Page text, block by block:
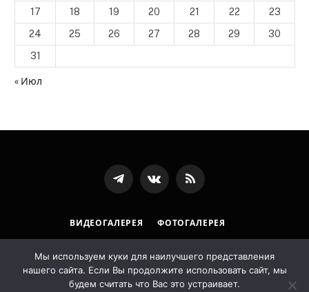
17
18 19 20 21 22
23
24
25 26 27 28 29
30
31
« Июл
ТелеграммВКонтактеRSS-
ВИДЕОГАЛЕРЕЯ ФОТОГАЛЕРЕЯ
© 2026 Государственная архивная служба Республики
Мы используем куки для наилучшего представления
нашего сайта. Если Вы продолжите использовать сайт, мы
будем считать что Вас это устраивает.